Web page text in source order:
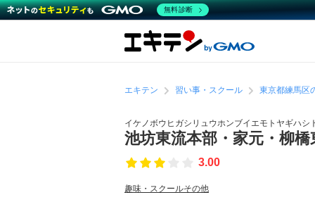
エキテン 習い事・スクール 東京都練馬区
イケノボウヒガシリュウホンブイエモトヤギハシ
池坊東流本部・家元・柳
3.00
趣味・スクールその他
無料診断